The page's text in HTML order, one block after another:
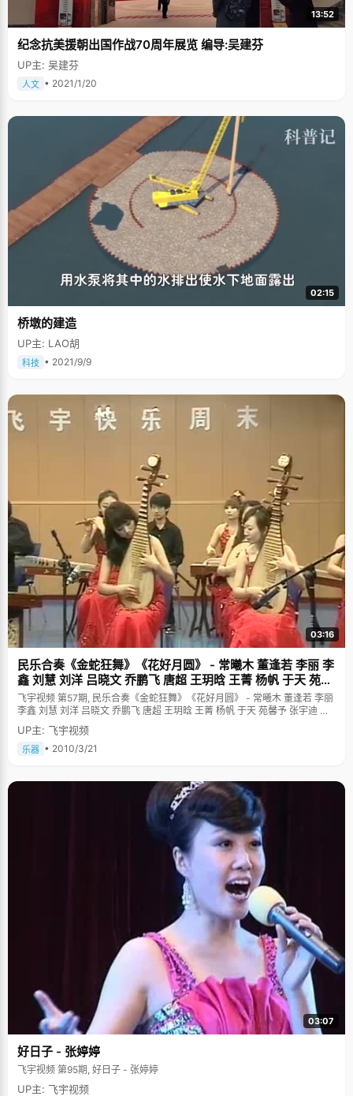
13:52
纪念抗美援朝出国作战70周年展览 编导:吴建芬
UP主: 吴建芬
人文 • 2021/1/20
02:15
桥墩的建造
UP主: LAO胡
科技 • 2021/9/9
03:16
民乐合奏《金蛇狂舞》《花好月圆》 - 常曦木 董逢若 李丽 李
鑫 刘慧 刘洋 吕晓文 乔鹏飞 唐超 王玥晗 王菁 杨帆 于天 苑馨
予 张宇迪
飞宇视频 第57期, 民乐合奏《金蛇狂舞》《花好月圆》 - 常曦木 董逢若 李丽
李鑫 刘慧 刘洋 吕晓文 乔鹏飞 唐超 王玥晗 王菁 杨帆 于天 苑馨予 张宇迪 邹
运红 闫斌
UP主: 飞宇视频
乐器 • 2010/3/21
03:07
好日子 - 张婷婷
飞宇视频 第95期, 好日子 - 张婷婷
UP主: 飞宇视频